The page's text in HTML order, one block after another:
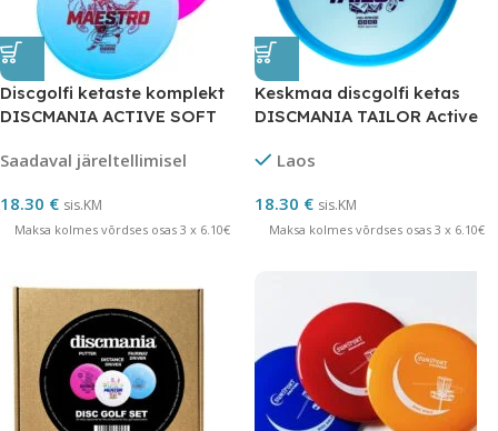
Discgolfi ketaste komplekt
DISCMANIA ACTIVE SOFT
Saadaval järeltellimisel
18.30 € sis.KM
Maksa kolmes võrdses osas 3 x 6.10€
Keskmaa discgolfi ketas
DISCMANIA TAILOR Active
Laos
18.30 € sis.KM
Maksa kolmes võrdses osas 3 x 6.10€